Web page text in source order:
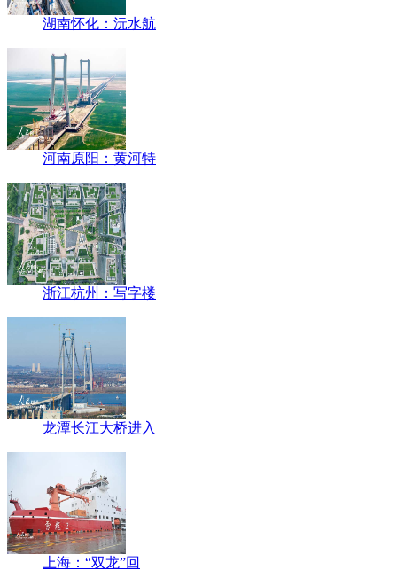
湖南怀化：沅水航
河南原阳：黄河特
浙江杭州：写字楼
龙潭长江大桥进入
上海：“双龙”回